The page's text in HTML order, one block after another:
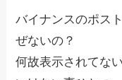
バイナンスのポス
ぜないの？
何故表示されてな